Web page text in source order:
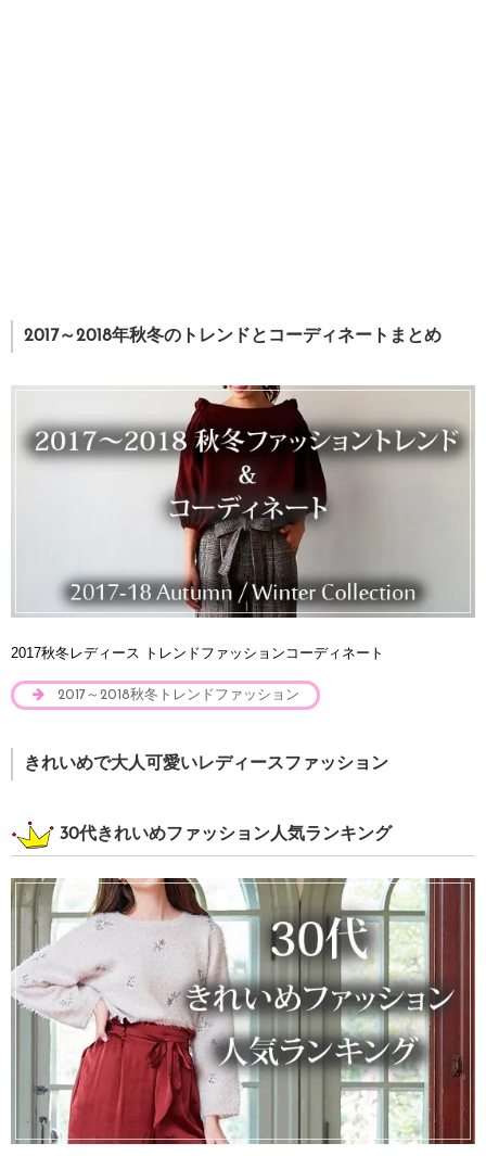
2017～2018年秋冬のトレンドとコーディネートまとめ
2017秋冬レディース トレンドファッションコーディネート
2017～2018秋冬トレンドファッション
きれいめで大人可愛いレディースファッション
30代きれいめファッション人気ランキング